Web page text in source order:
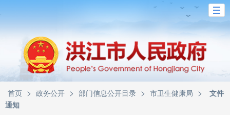
首页 > 政务公开 > 部门信息公开目录 > 市卫生健康局 >
文件
通知